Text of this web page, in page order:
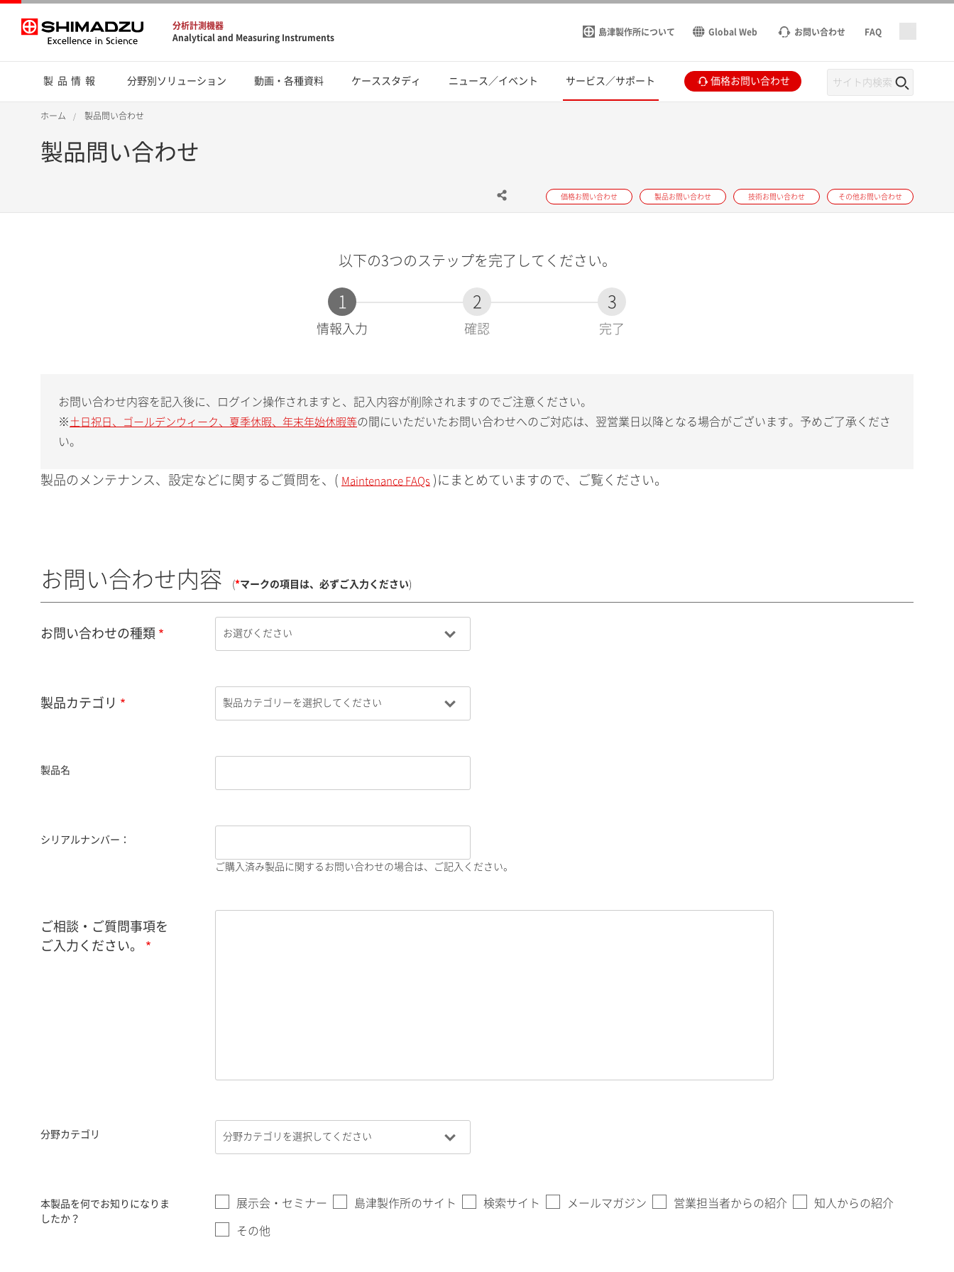
分析計測機器
Analytical and Measuring Instruments
島津製作所について Global Web お問い合わせ FAQ
製品情報 分野別ソリューション 動画・各種資料 ケーススタディ ニュース／イベント サービス／サポート 価格お問い合わせ
ホーム 製品問い合わせ
製品問い合わせ
価格お問い合わせ 製品お問い合わせ 技術お問い合わせ その他お問い合わせ
以下の3つのステップを完了してください。
1
現
情報入力
2
確認
3
完了
お問い合わせ内容を記入後に、ログイン操作されますと、記入内容が削除されますのでご注意ください。
※ 土日祝日、ゴールデンウィーク、夏季休暇、年末年始休暇等の間にいただいたお問い合わせへのご対応は、翌営業日以降となる場合がございます。予めご了承くださ
い。
製品のメンテナンス、設定などに関するご質問を、( Maintenance FAQs )にまとめていますので、ご覧ください。
お問い合わせ内容 (*マークの項目は、必ずご入力ください)
お問い合わせの種類
製品カテゴリ
製品名
シリアルナンバー：
ご購入済み製品に関するお問い合わせの場合は、ご記入ください。
ご相談・ご質問事項を
ご入力ください。
分野カテゴリ
本製品を何でお知りになりま
したか？
展示会・セミナー 島津製作所のサイト 検索サイト メールマガジン 営業担当者からの紹介 知人からの紹介
その他